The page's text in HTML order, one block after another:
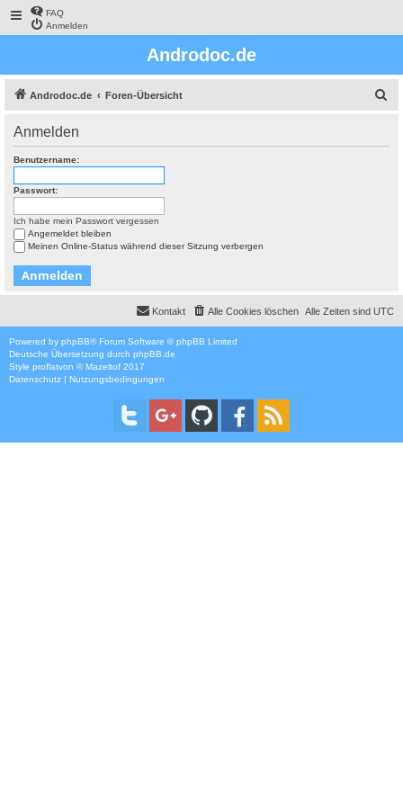
FAQ
Anmelden
Androdoc.de
Androdoc.de Foren-Übersicht
Anmelden
Benutzername:
Passwort:
Ich habe mein Passwort vergessen
Angemeldet bleiben
Meinen Online-Status während dieser Sitzung verbergen
Alle Zeiten sind UTC
Alle Cookies löschen
Kontakt
Powered by phpBB® Forum Software © phpBB Limited
Deutsche Übersetzung durch phpBB.de
Style proflatvon ©Mazeltof 2017
Datenschutz | Nutzungsbedingungen